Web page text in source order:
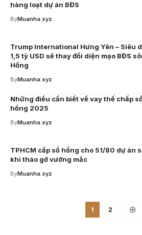
hàng loạt dự án BĐS
ByMuanha.xyz
Trump International Hưng Yên – Siêu
1,5 tỷ USD sẽ thay đổi diện mạo BĐS
Hồng
ByMuanha.xyz
Những điều cần biết về vay thế chấp
hồng 2025
ByMuanha.xyz
TPHCM cấp sổ hồng cho 51/80 dự án
khi tháo gỡ vướng mắc
ByMuanha.xyz
1 2